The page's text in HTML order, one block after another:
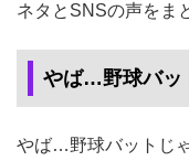
ネタとSNSの声をま
やば…野球バッ
やば…野球バットじ